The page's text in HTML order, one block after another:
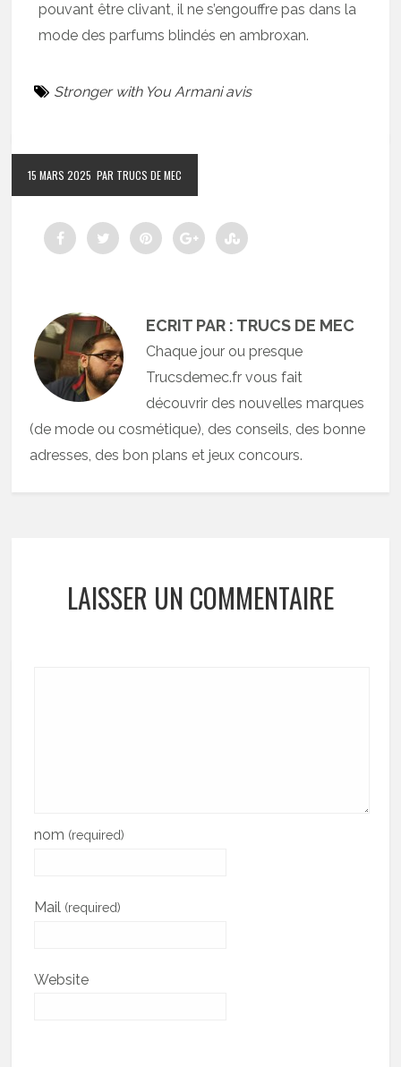
pouvant être clivant, il ne s’engouffre pas dans la
mode des parfums blindés en ambroxan.
Stronger with You Armani avis
15 MARS 2025 PAR TRUCS DE MEC
ECRIT PAR : TRUCS DE MEC
Chaque jour ou presque
Trucsdemec.fr vous fait
découvrir des nouvelles marques
(de mode ou cosmétique), des conseils, des bonne
adresses, des bon plans et jeux concours.
LAISSER UN COMMENTAIRE
nom (required)
Mail (required)
Website